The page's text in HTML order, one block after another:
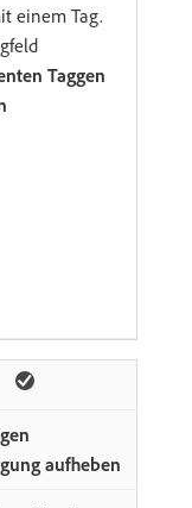
einem Tag.
Taggen
aufheben